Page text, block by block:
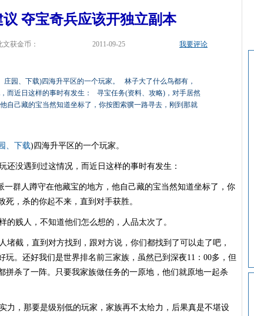
夺宝奇兵应该开独立副本
文获金币： 2011-09-25 我要评论
庄园、下载)四海升平区的一个玩家。 林子大了什么鸟都有，
而近日这样的事时有发生： 寻宝任务(资料、攻略)，对手居然
自己藏的宝当然知道坐标了，你按图索骥一路寻去，刚到那就
、 下载)四海升平区的一个玩家。
没遇到过这情况，而近日这样的事时有发生：
一群人蹲守在他藏宝的地方，他自己藏的宝当然知道坐标了，你
，杀的你起不来，直到对手获胜。
贱人，不知道他们怎么想的，人品太次了。
截，直到对方找到，跟对方说，你们都找到了可以走了吧，
玩。还好我们是世界排名前三家族，虽然已到深夜11：00多，但
拼杀了一阵。只要我家族做任务的一原地，他们就原地一起杀
，那要是级别低的玩家，家族再不太给力，后果真是不堪设